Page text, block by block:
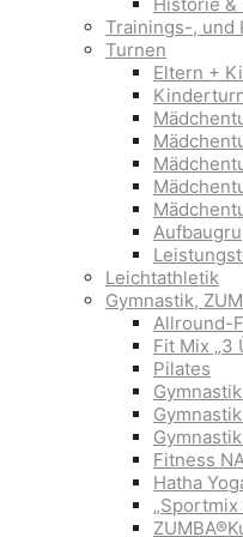
Trainings-, und
Turnen
Eltern +
Leichtathletik
Gymnastik,
Allround-
Fit Mix „3
Pilates
Fitness
Hatha